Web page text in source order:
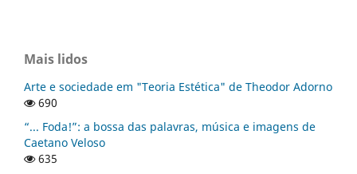
Mais lidos
Arte e sociedade em "Teoria Estética" de Theodor Adorno
690
“... Foda!”: a bossa das palavras, música e imagens de
Caetano Veloso
635